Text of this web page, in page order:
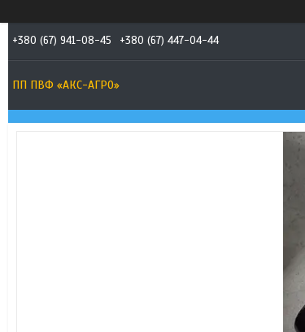
+380 (67) 941-08-45 +380 (67) 447-04-44
ПП ПВФ «АКС-АГРО»